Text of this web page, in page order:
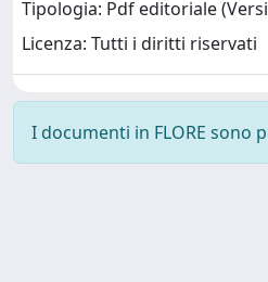
Tipologia: Pdf editoriale
Licenza: Tutti i diritti riservati
I documenti in FLORE